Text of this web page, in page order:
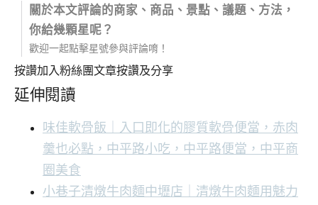
關於本文評論的商家、商品、景點、議題、方法，
你給幾顆星呢？
歡迎一起點擊星號參與評論唷！
按讚加入粉絲團文章按讚及分享
延伸閱讀
味佳軟骨飯｜入口即化的膠質軟骨便當，赤肉
羹也必點，中平路小吃，中平路便當，中平商
圈美食
小巷子清燉牛肉麵中壢店｜清燉牛肉麵用魅力